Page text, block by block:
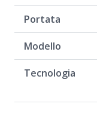
Portata
Modello
Tecnologia